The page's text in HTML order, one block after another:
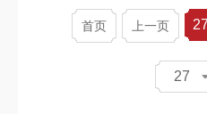
首页 上一页 27
27